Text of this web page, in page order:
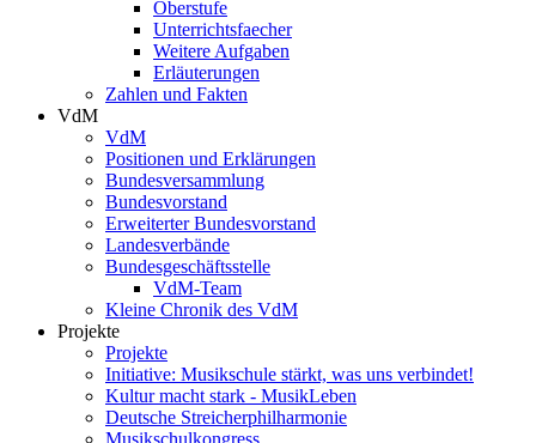
Oberstufe
Unterrichtsfaecher
Weitere Aufgaben
Erläuterungen
Zahlen und Fakten
VdM
VdM
Positionen und Erklärungen
Bundesversammlung
Bundesvorstand
Erweiterter Bundesvorstand
Landesverbände
Bundesgeschäftsstelle
VdM-Team
Kleine Chronik des VdM
Projekte
Projekte
Initiative: Musikschule stärkt, was uns verbindet!
Kultur macht stark - MusikLeben
Deutsche Streicherphilharmonie
Musikschulkongress